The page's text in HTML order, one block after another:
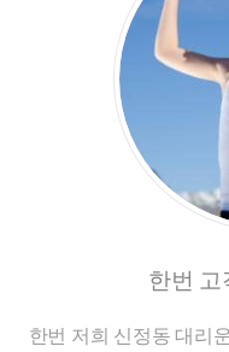
한번 고
한번 저희 신정동 대리